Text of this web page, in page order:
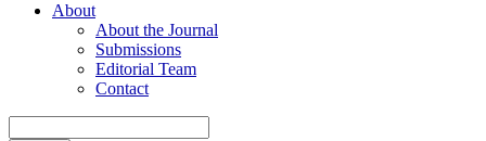
About
About the Journal
Submissions
Editorial Team
Contact